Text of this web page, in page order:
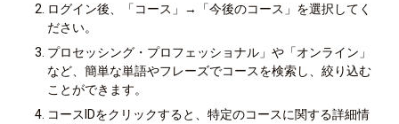
ログイン後、「コース」→「今後のコース」を選択してく
ださい。
プロセッシング・プロフェッショナル」や「オンライン」
など、簡単な単語やフレーズでコースを検索し、絞り込む
ことができます。
コースIDをクリックすると、特定のコースに関する詳細情